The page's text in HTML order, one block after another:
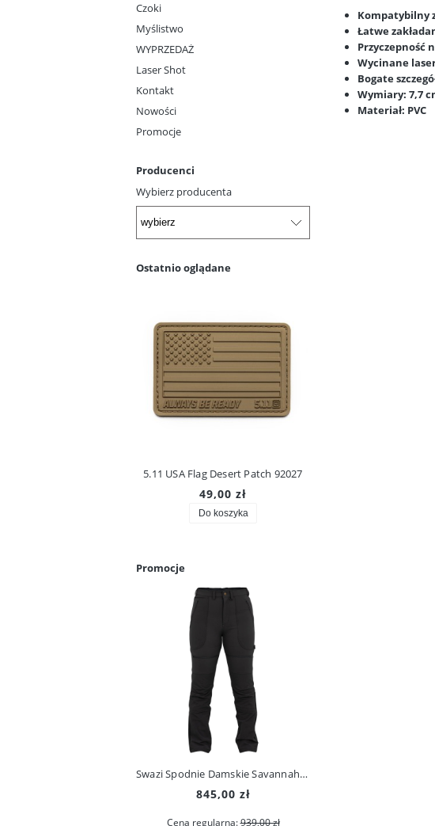
Czoki
Myślistwo
WYPRZEDAŻ
Laser Shot
Kontakt
Nowości
Promocje
Producenci
Wybierz producenta
Ostatnio oglądane
5.11 USA Flag Desert Patch 92027
49,00 zł
Do koszyka
Promocje
Swazi Spodnie Damskie Savannah Pants Iron Sand
845,00 zł
Cena regularna:939,00 zł
Kompatybilny
Łatwe
Przyczepność
Wycinane
Bogate
Wymiary: 7,7
Materiał: PVC